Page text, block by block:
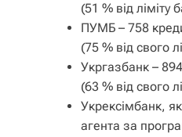
(51 % від ліміту
ПУМБ – 758
(75 % від свого
Укргазбанк –
(63 % від свого
Укрексімбанк,
агента за